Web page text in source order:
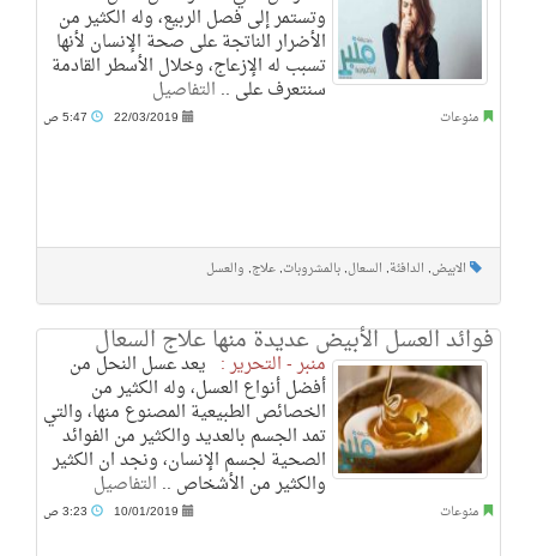
وتستمر إلى فصل الربيع، وله الكثير من
الأضرار الناتجة على صحة الإنسان لأنها
تسبب له الإزعاج، وخلال الأسطر القادمة
سنتعرف على .. التفاصيل
منوعات 22/03/2019
الابيض, الدافئة, السعال, بالمشروبات, علاج, والعسل
فوائد العسل الأبيض عديدة منها علاج السعال
منبر - التحرير : يعد عسل النحل من
أفضل أنواع العسل، وله الكثير من
الخصائص الطبيعية المصنوع منها، والتي
تمد الجسم بالعديد والكثير من الفوائد
الصحية لجسم الإنسان، ونجد ان الكثير
والكثير من الأشخاص .. التفاصيل
منوعات 10/01/2019